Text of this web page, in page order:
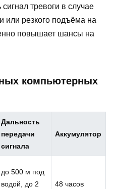
тревоги в случае
или резкого подъёма на
повышает шансы на
компьютерных
Дальность
передачи
сигнала
Аккумулятор
до 500 м под
водой, до 2
48 часов